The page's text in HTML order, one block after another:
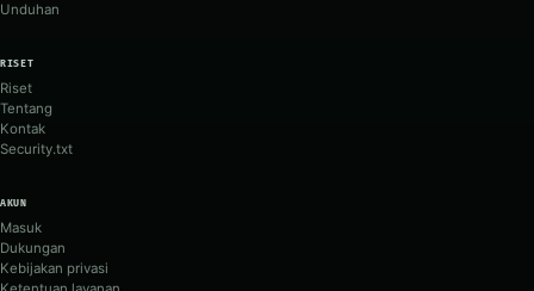
Unduhan
RISET
Riset
Tentang
Kontak
Security.txt
AKUN
Masuk
Dukungan
Kebijakan privasi